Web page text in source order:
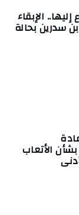
الإبقاء
سدرين بحالة
الأتعاب